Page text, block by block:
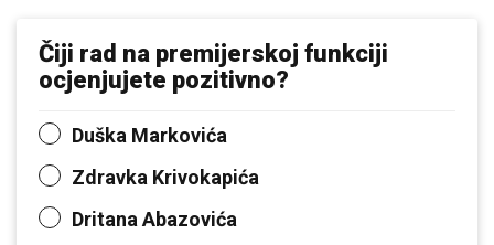
Čiji rad na premijerskoj funkciji
ocjenjujete pozitivno?
Duška Markovića
Zdravka Krivokapića
Dritana Abazovića